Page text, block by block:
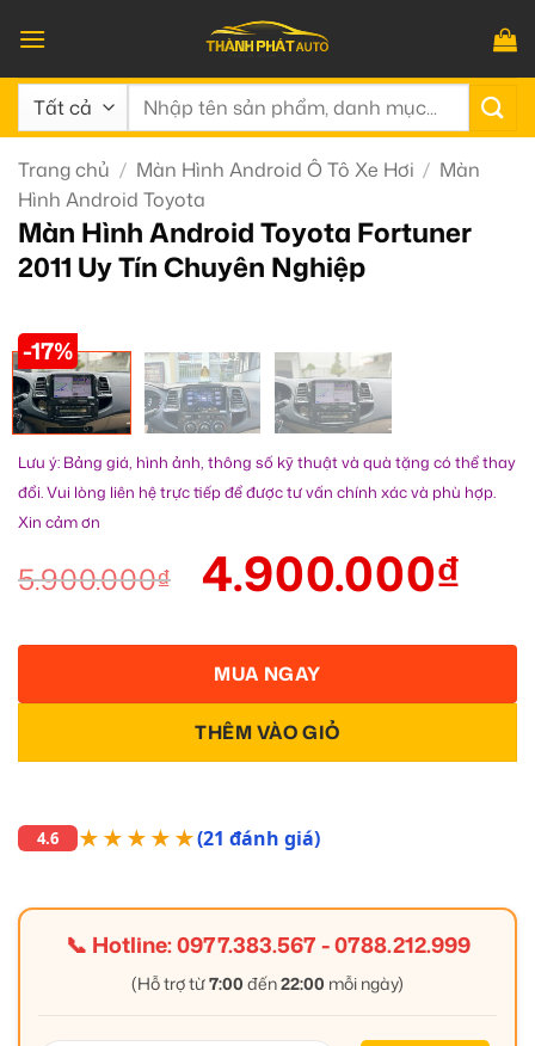
qua
nội
dung
Tìm
Trang chủ / Màn Hình Android Ô Tô Xe Hơi / Màn
Hình Android Toyota
Màn Hình Android Toyota Fortuner
2011 Uy Tín Chuyên Nghiệp
-17%
Lưu ý: Bảng giá, hình ảnh, thông số kỹ thuật và quà tặng có thể thay
đổi. Vui lòng liên hệ trực tiếp để được tư vấn chính xác và phù hợp.
Xin cảm ơn
5.900.000₫ 4.900.000₫
THÊM VÀO GIỎ
MUA NGAY
4.6 ★★★★★(21 đánh giá)
📞 Hotline:0977.383.567-0788.212.999
(Hỗ trợ từ7:00 đến22:00 mỗi ngày)